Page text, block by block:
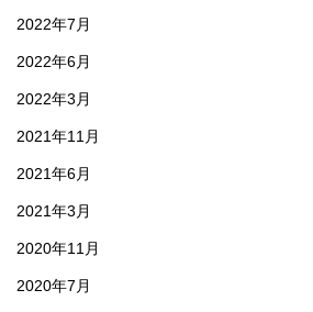
2022年7月
2022年6月
2022年3月
2021年11月
2021年6月
2021年3月
2020年11月
2020年7月